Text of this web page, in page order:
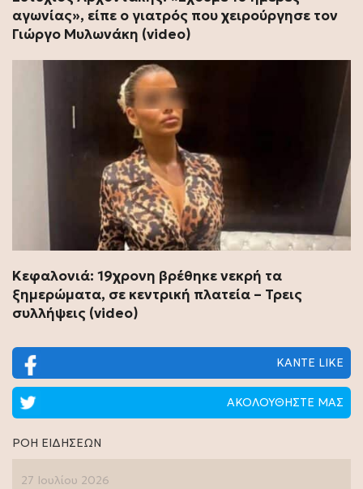
αγωνίας», είπε ο γιατρός που χειρούργησε τον
Γιώργο Μυλωνάκη (video)
Κεφαλονιά: 19χρονη βρέθηκε νεκρή τα
ξημερώματα, σε κεντρική πλατεία – Τρεις
συλλήψεις (video)
ΚΑΝΤΕ LIKE
ΑΚΟΛΟΥΘΗΣΤΕ ΜΑΣ
ΡΟΗ ΕΙΔΗΣΕΩΝ
27 Ιουλίου 2026